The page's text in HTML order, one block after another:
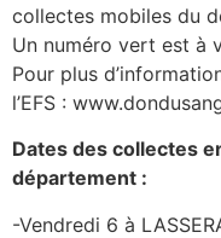
collectes mobiles du
Un numéro vert est à
Pour plus
l’EFS :
Dates des collectes
département :
-Vendredi 6 à